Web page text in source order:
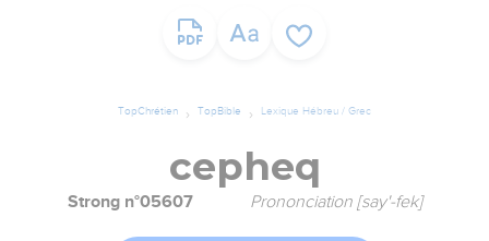
TopChrétien TopBible Lexique Hébreu / Grec
cepheq
Strong n°05607 Prononciation [say'-fek]